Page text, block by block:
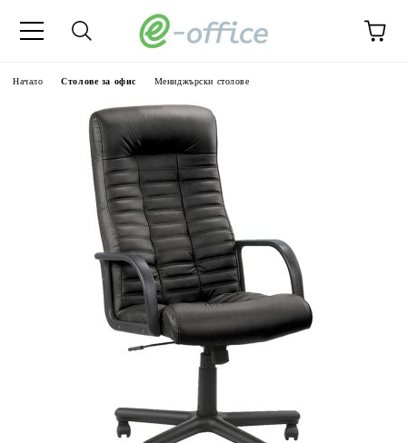
Начало Столове за офис Мениджърски столове